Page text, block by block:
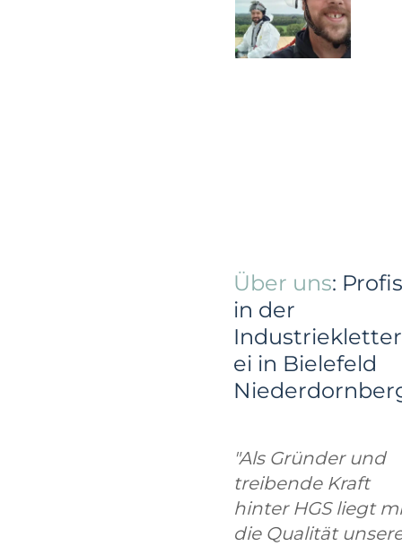
Über uns: Profis
in der
Industriekletter
ei in Bielefeld
"Als Gründer und
treibende Kraft
hinter HGS liegt
die Qualität